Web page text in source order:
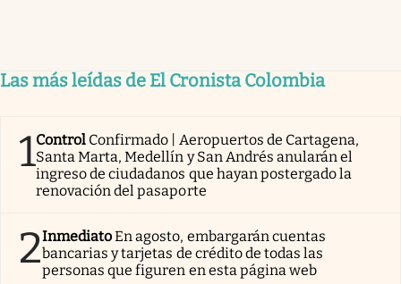
Las más leídas de El Cronista Colombia
1Control Confirmado | Aeropuertos de Cartagena,
Santa Marta, Medellín y San Andrés anularán el
ingreso de ciudadanos que hayan postergado la
renovación del pasaporte
2InmediatoEn agosto, embargarán cuentas
bancarias y tarjetas de crédito de todas las
personas que figuren en esta página web